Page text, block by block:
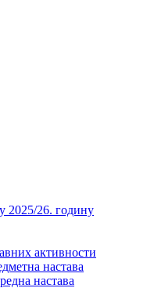
2025/26. годину
активности
настава
настава